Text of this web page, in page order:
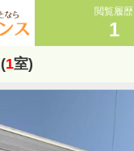
閲覧履歴
1
1室)